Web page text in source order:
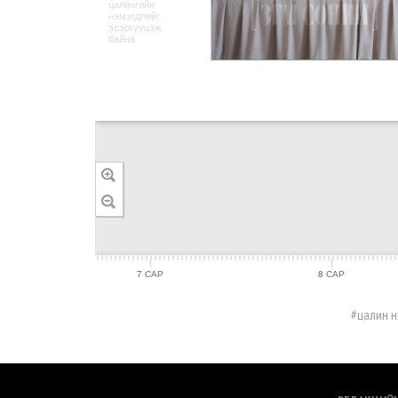
цалингийн
нэмэгдлийг
эсэргүүцэж
байна
7 САР 8 САР
#цалин